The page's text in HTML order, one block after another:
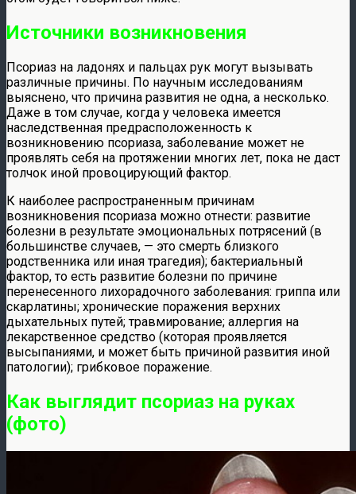
Источники возникновения
Псориаз на ладонях и пальцах рук могут вызывать
различные причины. По научным исследованиям
выяснено, что причина развития не одна, а несколько.
Даже в том случае, когда у человека имеется
наследственная предрасположенность к
возникновению псориаза, заболевание может не
проявлять себя на протяжении многих лет, пока не даст
толчок иной провоцирующий фактор.
К наиболее распространенным причинам
возникновения псориаза можно отнести: развитие
болезни в результате эмоциональных потрясений (в
большинстве случаев, — это смерть близкого
родственника или иная трагедия); бактериальный
фактор, то есть развитие болезни по причине
перенесенного лихорадочного заболевания: гриппа или
скарлатины; хронические поражения верхних
дыхательных путей; травмирование; аллергия на
лекарственное средство (которая проявляется
высыпаниями, и может быть причиной развития иной
патологии); грибковое поражение.
Как выглядит псориаз на руках
(фото)